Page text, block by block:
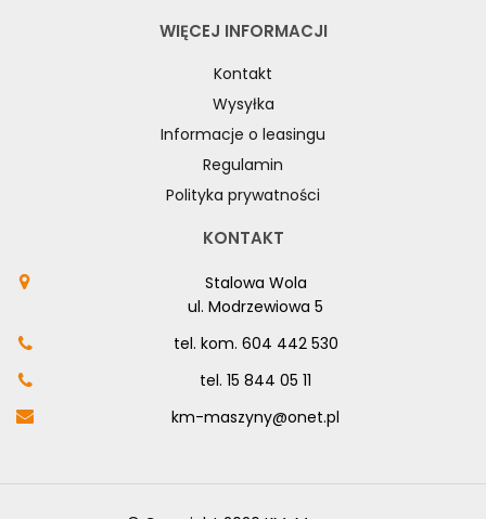
WIĘCEJ INFORMACJI
Kontakt
Wysyłka
Informacje o leasingu
Regulamin
Polityka prywatności
KONTAKT
Stalowa Wola
ul. Modrzewiowa 5
tel. kom. 604 442 530
tel. 15 844 05 11
km-maszyny@onet.pl